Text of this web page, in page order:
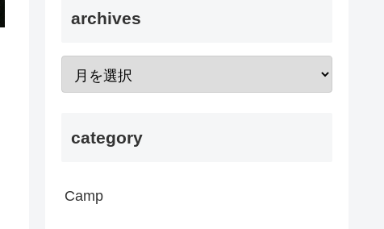
archives
category
Camp